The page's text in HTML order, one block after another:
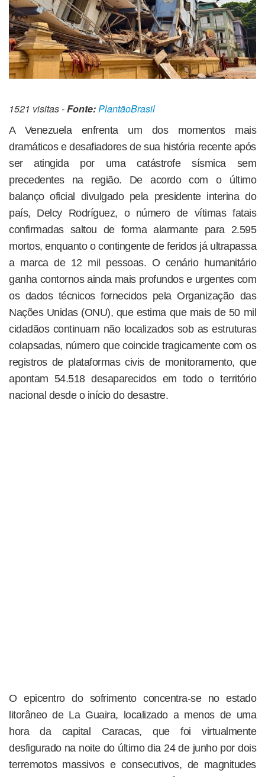
1521 visitas -Fonte:PlantãoBrasil
A Venezuela enfrenta um dos momentos mais
dramáticos e desafiadores de sua história recente após
ser atingida por uma catástrofe sísmica sem
precedentes na região. De acordo com o último
balanço oficial divulgado pela presidente interina do
país, Delcy Rodríguez, o número de vítimas fatais
confirmadas saltou de forma alarmante para 2.595
mortos, enquanto o contingente de feridos já ultrapassa
a marca de 12 mil pessoas. O cenário humanitário
ganha contornos ainda mais profundos e urgentes com
os dados técnicos fornecidos pela Organização das
Nações Unidas (ONU), que estima que mais de 50 mil
cidadãos continuam não localizados sob as estruturas
colapsadas, número que coincide tragicamente com os
registros de plataformas civis de monitoramento, que
apontam 54.518 desaparecidos em todo o território
nacional desde o início do desastre.
O epicentro do sofrimento concentra-se no estado
litorâneo de La Guaira, localizado a menos de uma
hora da capital Caracas, que foi virtualmente
desfigurado na noite do último dia 24 de junho por dois
terremotos massivos e consecutivos, de magnitudes